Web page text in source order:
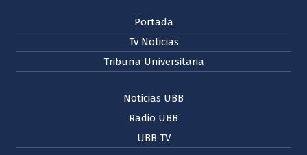
Portada
Tv Noticias
Tribuna Universitaria
Noticias UBB
Radio UBB
UBB TV